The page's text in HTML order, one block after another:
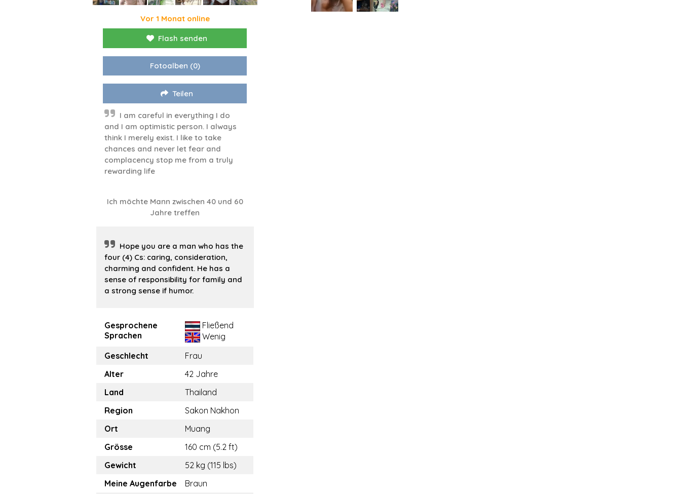
Vor 1 Monat online
Flash senden
Fotoalben (0)
Teilen
I am careful in everything I do
and I am optimistic person. I always
think I merely exist. I like to take
chances and never let fear and
complacency stop me from a truly
rewarding life
Ich möchte Mann zwischen 40 und 60
Jahre treffen
Hope you are a man who has the
four (4) Cs: caring, consideration,
charming and confident. He has a
sense of responsibility for family and
a strong sense if humor.
Gesprochene
Sprachen
Fließend
Wenig
Geschlecht
Frau
Alter
42 Jahre
Land
Thailand
Region
Sakon Nakhon
Ort
Muang
Grösse
160 cm (5.2 ft)
Gewicht
52 kg (115 lbs)
Meine Augenfarbe
Braun